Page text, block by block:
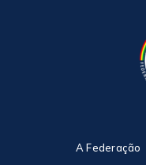
A Federação